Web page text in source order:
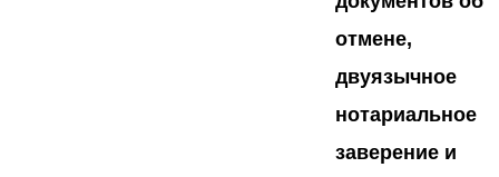
отмене,
двуязычное
нотариальное
заверение и